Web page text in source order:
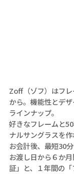
Zoff（ゾフ）はフ
から。機能性とデ
ラインナップ。
好きなフレームと
ナルサングラスを作
お会計後、最短30
お渡し日から６か
証」と、１年間の「